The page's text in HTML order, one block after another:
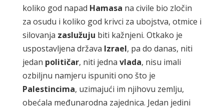
koliko god napad Hamasa na civile bio zločin
za osudu i koliko god krivci za ubojstva, otmice i
silovanja zaslužuju biti kažnjeni. Otkako je
uspostavljena država Izrael, pa do danas, niti
jedan političar, niti jedna vlada, nisu imali
ozbiljnu namjeru ispuniti ono što je
Palestincima, uzimajući im njihovu zemlju,
obećala međunarodna zajednica. Jedan jedini